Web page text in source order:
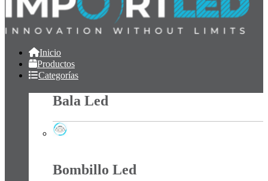
Inicio
Productos
Categorías
Bala Led
Bombillo Led